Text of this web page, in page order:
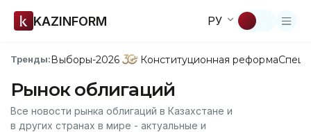
KAZINFORM РУ
Тренды:Выборы-2026 Конституционная реформа
Рынок облигаций
Все новости рынка облигаций в Казахстане и
в других странах в мире - актуальные и